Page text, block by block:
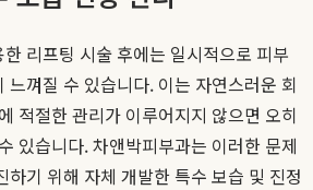
리프팅 시술 후에는 일시적으로 피부
느껴질 수 있습니다. 이는 자연스러운 회
적절한 관리가 이루어지지 않으면 오히
있습니다. 차앤박피부과는 이러한 문제
하기 위해 자체 개발한 특수 보습 및 진정